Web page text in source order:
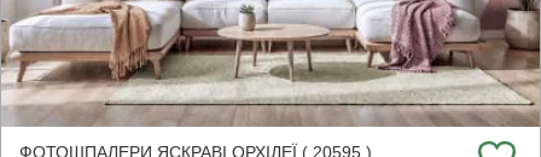
ФОТОШПАЛЕРИ ЯСКРАВІ ОРХІДЕЇ ( 20595 )